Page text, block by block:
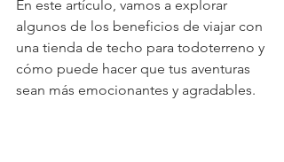
En este artículo, vamos a explorar
algunos de los beneficios de viajar con
una tienda de techo para todoterreno y
cómo puede hacer que tus aventuras
sean más emocionantes y agradables.